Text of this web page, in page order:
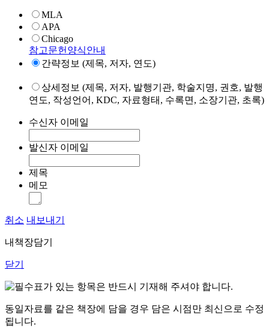
MLA
APA
Chicago
참고문헌양식안내
간략정보 (제목, 저자, 연도)
상세정보 (제목, 저자, 발행기관, 학술지명, 권호, 발행
연도, 작성언어, KDC, 자료형태, 수록면, 소장기관, 초록)
수신자 이메일
발신자 이메일
제목
메모
취소 내보내기
내책장담기
닫기
표가 있는 항목은 반드시 기재해 주셔야 합니다.
동일자료를 같은 책장에 담을 경우 담은 시점만 최신으로 수정
됩니다.